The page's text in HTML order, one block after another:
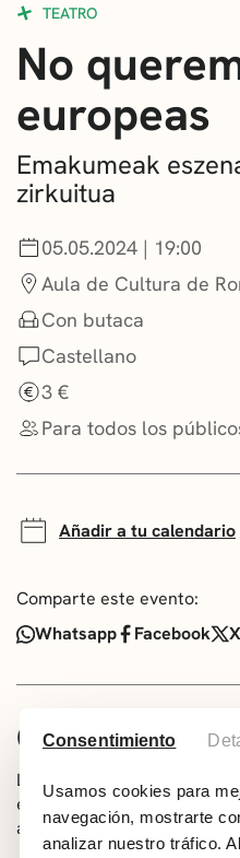
Consentimiento
Usamos cookies para
navegación, mostrarte
analizar nuestro tráfico.
NOTICIAS
GETXO KULTURA
ASOCIACIONES
TEATRO
No
europeas
Emakumeak
zirkuitua
05.05.2024 | 19:00
Aula de Cultura de
Con butaca
Castellano
3 €
Para todos los
Añadir a tu calendario
Comparte este evento:
Whatsapp
Facebook X
OBRARI
La Fundación Besarkada
en Escena en el que
amateur interpretado por